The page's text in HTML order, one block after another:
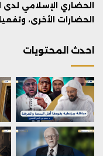
الحضاري الإسلامي
الحضارات الأخرى،
احدث المحتويات